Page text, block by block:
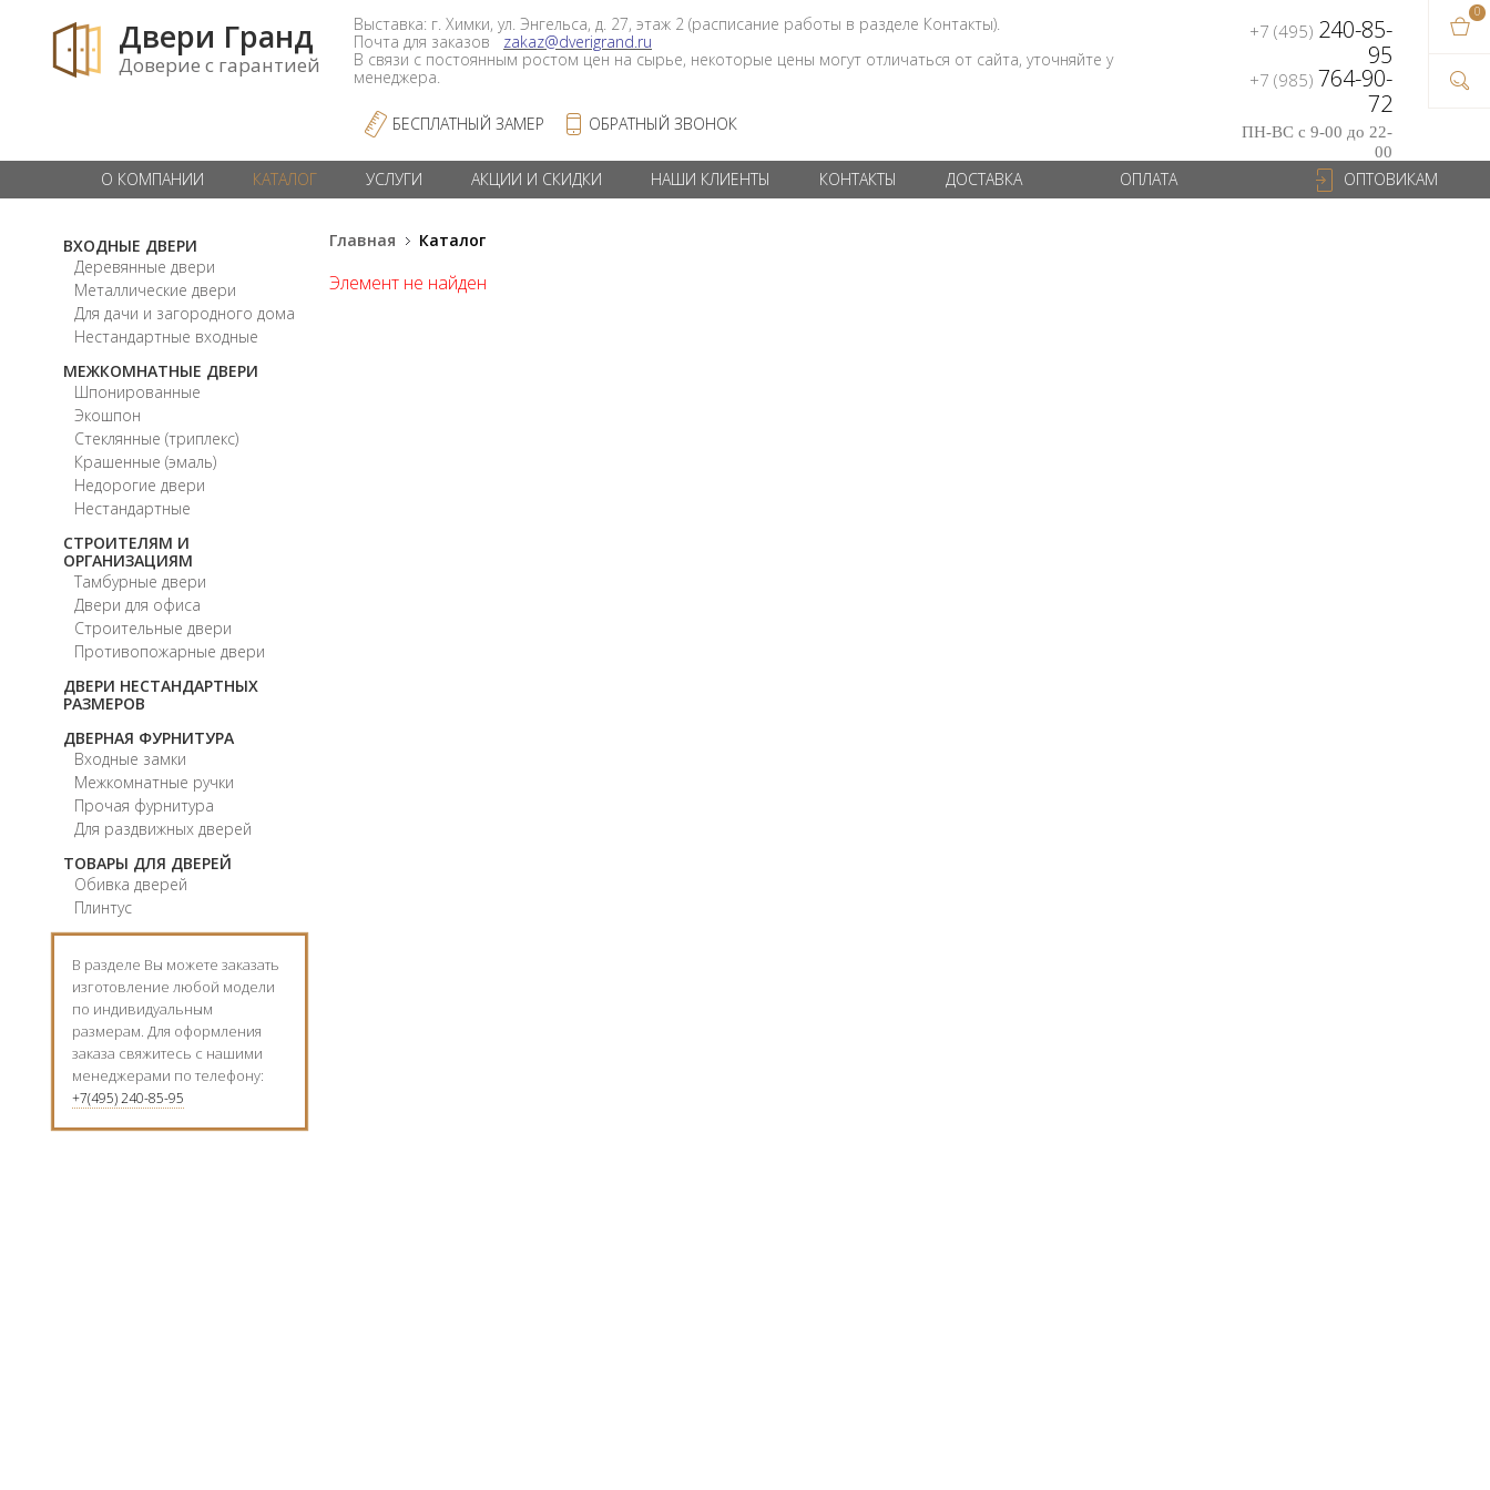
Двери Гранд
Доверие с гарантией
Выставка: г. Химки, ул. Энгельса, д. 27, этаж 2 (расписание работы в разделе Контакты).
Почта для заказов zakaz@dverigrand.ru
В связи с постоянным ростом цен на сырье, некоторые цены могут отличаться от сайта, уточняйте у
менеджера.
БЕСПЛАТНЫЙ ЗАМЕР ОБРАТНЫЙ ЗВОНОК
+7 (495) 240-85-
95
+7 (985) 764-90-
72
ПН-ВС с 9-00 до 22-
00
О КОМПАНИИ КАТАЛОГ УСЛУГИ АКЦИИ И СКИДКИ НАШИ КЛИЕНТЫ КОНТАКТЫ ДОСТАВКА ОПЛАТА ОПТОВИКАМ
ВХОДНЫЕ ДВЕРИ
Деревянные двери
Металлические двери
Для дачи и загородного дома
Нестандартные входные
МЕЖКОМНАТНЫЕ ДВЕРИ
Шпонированные
Экошпон
Стеклянные (триплекс)
Крашенные (эмаль)
Недорогие двери
Нестандартные
СТРОИТЕЛЯМ И
ОРГАНИЗАЦИЯМ
Тамбурные двери
Двери для офиса
Строительные двери
Противопожарные двери
ДВЕРИ НЕСТАНДАРТНЫХ
РАЗМЕРОВ
ДВЕРНАЯ ФУРНИТУРА
Входные замки
Межкомнатные ручки
Прочая фурнитура
Для раздвижных дверей
ТОВАРЫ ДЛЯ ДВЕРЕЙ
Обивка дверей
Плинтус
В разделе Вы можете заказать
изготовление любой модели
по индивидуальным
размерам. Для оформления
заказа свяжитесь с нашими
менеджерами по телефону:
+7(495) 240-85-95
Главная Каталог
Элемент не найден
0
В
на